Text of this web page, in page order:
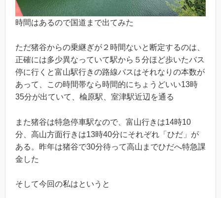
時間はあるので国道まで出てみた
ただ猪谷からの乗継ぎが２時間ないと断定するのは、
正確には多少異なっていて駅から５分ほど歩いたバス
停に行くと富山駅行きの路線バスはそれなりの本数が
あって、この時間帯なら時間的にちょうどいい13時
35分が出ていて、楡原駅、室津駅近辺を通る
また猪谷は特急停車駅なので、富山行きは14時10
分、高山方面行きは13時40分にそれぞれ「ひだ」が
ある。昨年は猪谷で30分待って高山までひだへ特急課
金した
そして今回の私はというと